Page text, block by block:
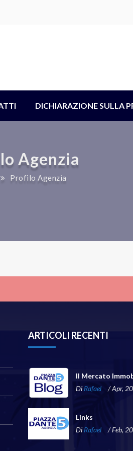
DICHIARAZIONE SULLA
Agenzia
Profilo Agenzia
ARTICOLI RECENTI
Il Mercato
Di Rafael / Apr,
Links
Di Rafael / Feb,